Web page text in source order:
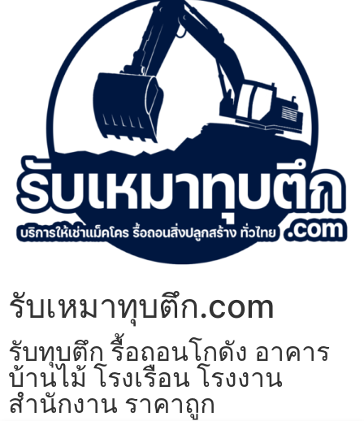
รับเหมาทุบตึก.com
รับทุบตึก รื้อถอนโกดัง อาคาร
บ้านไม้ โรงเรือน โรงงาน
สำนักงาน ราคาถูก